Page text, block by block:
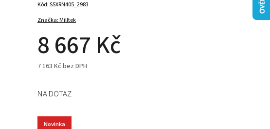
Značka:Milltek
8 667 Kč
7 163 Kč bez DPH
Kód:SSXRN405_2983
Novinka
NA DOTAZ